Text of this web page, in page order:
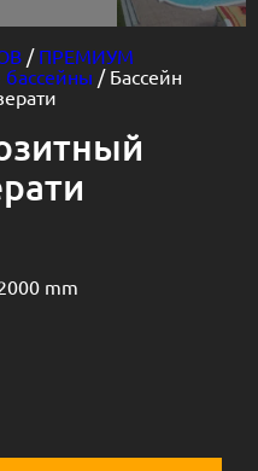
/ ПРЕМИУМ
/ Бассейн
mm